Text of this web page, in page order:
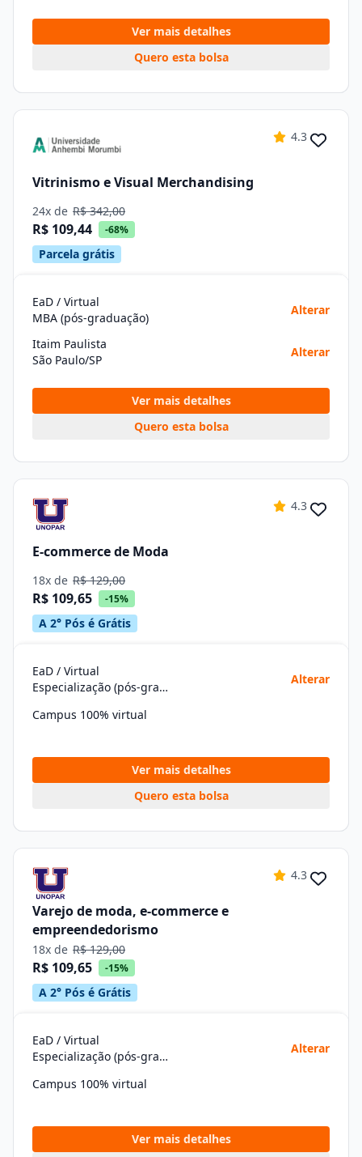
Ver mais detalhes
Quero esta bolsa
4.3
Vitrinismo e Visual Merchandising
24x de R$ 342,00
R$ 109,44 -68%
Parcela grátis
EaD / Virtual
MBA (pós-graduação)
Alterar
Itaim Paulista
São Paulo/SP
Alterar
Ver mais detalhes
Quero esta bolsa
4.3
E-commerce de Moda
18x de R$ 129,00
R$ 109,65 -15%
A 2° Pós é Grátis
EaD / Virtual
Especialização (pós-graduação)
Alterar
Campus 100% virtual
Ver mais detalhes
Quero esta bolsa
4.3
Varejo de moda, e-commerce e
empreendedorismo
18x de R$ 129,00
R$ 109,65 -15%
A 2° Pós é Grátis
EaD / Virtual
Especialização (pós-graduação)
Alterar
Campus 100% virtual
Ver mais detalhes